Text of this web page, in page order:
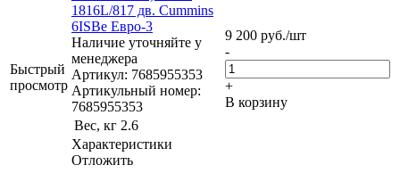
Быстрый
просмотр
1816L/817 дв. Cummins
6ISBe Евро-3
Наличие уточняйте у
менеджера
Артикул: 7685955353
Артикульный номер:
7685955353
Вес, кг 2.6
Характеристики
Отложить
9 200 руб./шт
-
+
В корзину